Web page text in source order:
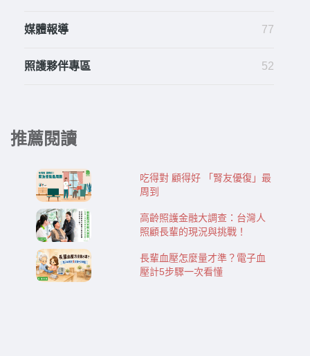
媒體報導 77
照護夥伴專區 52
推薦閱讀
吃得對 顧得好 「腎友優復」最
周到
高齡照護金融大調查：台灣人
照顧長輩的現況與挑戰！
長輩血壓怎麼量才準？電子血
壓計5步驟一次看懂